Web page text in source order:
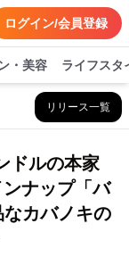
ログイン/会員登録
・美容 ライフスタ
リリース一覧
ドルの本家
ンナップ「バ
カバノキの